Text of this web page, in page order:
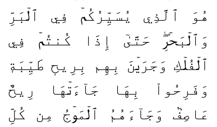
هُوَ ٱلَّذِي يُسَيِّرُكُمۡ فِي ٱلۡبَرِّ
وَٱلۡبَحۡرِۖ حَتَّىٰٓ إِذَا كُنتُمۡ فِي
ٱلۡفُلۡكِ وَجَرَيۡنَ بِهِم بِرِيحٖ طَيِّبَةٖ
وَفَرِحُواْ بِهَا جَآءَتۡهَا رِيحٌ
عَاصِفٞ وَجَآءَهُمُ ٱلۡمَوۡجُ مِن كُلِّ